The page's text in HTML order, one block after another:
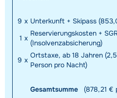
9 x Unterkunft + Skipass
1 x
Reservierungskosten +
(Insolvenzabsicherung)
9 x
Ortstaxe, ab 18 Jahren
Person pro Nacht)
Gesamtsumme (878,21 €